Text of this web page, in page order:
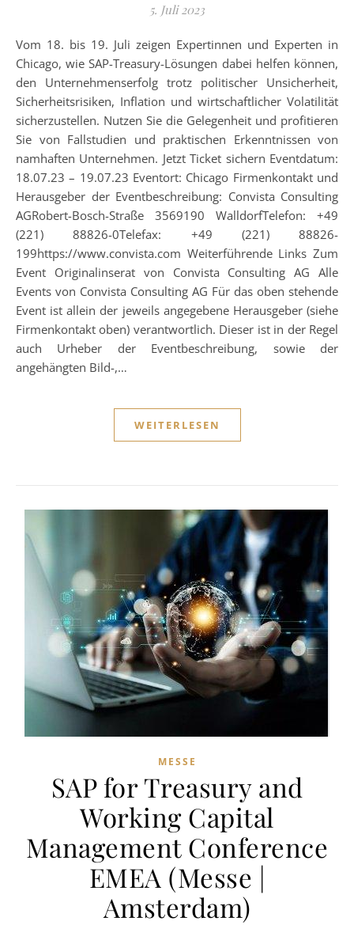
5. Juli 2023
Vom 18. bis 19. Juli zeigen Expertinnen und Experten in
Chicago, wie SAP-Treasury-Lösungen dabei helfen können,
den Unternehmenserfolg trotz politischer Unsicherheit,
Sicherheitsrisiken, Inflation und wirtschaftlicher Volatilität
sicherzustellen. Nutzen Sie die Gelegenheit und profitieren
Sie von Fallstudien und praktischen Erkenntnissen von
namhaften Unternehmen. Jetzt Ticket sichern Eventdatum:
18.07.23 – 19.07.23 Eventort: Chicago Firmenkontakt und
Herausgeber der Eventbeschreibung: Convista Consulting
AGRobert-Bosch-Straße 3569190 WalldorfTelefon: +49
(221) 88826-0Telefax: +49 (221) 88826-
199https://www.convista.com Weiterführende Links Zum
Event Originalinserat von Convista Consulting AG Alle
Events von Convista Consulting AG Für das oben stehende
Event ist allein der jeweils angegebene Herausgeber (siehe
Firmenkontakt oben) verantwortlich. Dieser ist in der Regel
auch Urheber der Eventbeschreibung, sowie der
angehängten Bild-,…
WEITERLESEN
MESSE
SAP for Treasury and
Working Capital
Management Conference
EMEA (Messe |
Amsterdam)